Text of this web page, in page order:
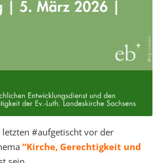
#aufgetischt vor der
“Kirche, Gerechtigkeit und